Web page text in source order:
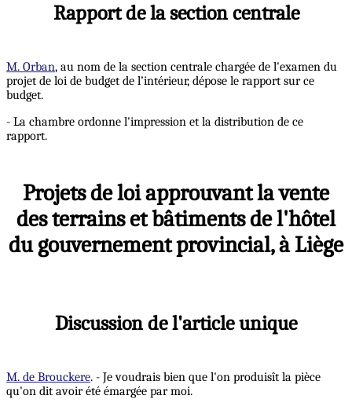
Rapport de la section centrale
M. Orban, au nom de la section centrale chargée de l'examen du
projet de loi de budget de l’intérieur, dépose le rapport sur ce
budget.
- La chambre ordonne l'impression et la distribution de ce
rapport.
Projets de loi approuvant la vente
des terrains et bâtiments de l'hôtel
du gouvernement provincial, à Liège
Discussion de l'article unique
M. de Brouckere. - Je voudrais bien que l'on produisît la pièce
qu'on dit avoir été émargée par moi.